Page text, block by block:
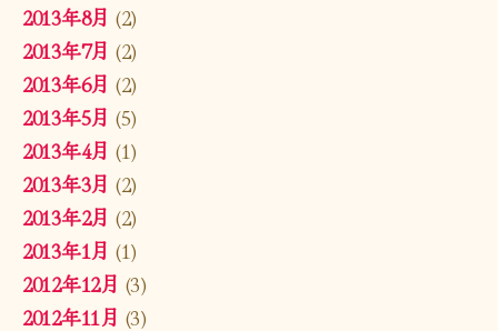
2013年8月 (2)
2013年7月 (2)
2013年6月 (2)
2013年5月 (5)
2013年4月 (1)
2013年3月 (2)
2013年2月 (2)
2013年1月 (1)
2012年12月 (3)
2012年11月 (3)